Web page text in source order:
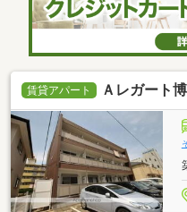
賃貸アパート Ａレガート